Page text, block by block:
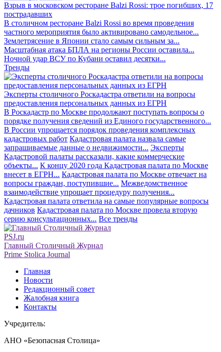
Взрыв в московском ресторане Balzi Rossi: трое погибших, 17
пострадавших
В столичном ресторане Balzi Rossi во время проведения
частного мероприятия было активировано самодельное...
Землетрясение в Японии стало самым сильным за...
Масштабная атака БПЛА на регионы России оставила...
Ночной удар ВСУ по Кубани оставил десятки...
Тренды
Эксперты столичного Роскадастра ответили на вопросы
предоставления персональных данных из ЕГРН
В Роскадастр по Москве продолжают поступать вопросы о
порядке получения сведений из Единого государственного...
В России упрощается порядок проведения комплексных
кадастровых работ Кадастровая палата назвала самые
запрашиваемые данные о недвижимости... Эксперты
Кадастровой палаты рассказали, какие коммерческие
объекты... К концу 2020 года Кадастровая палата по Москве
внесет в ЕГРН... Кадастровая палата по Москве отвечает на
вопросы граждан, поступившие... Межведомственное
взаимодействие упрощает процедуру получения...
Кадастровая палата ответила на самые популярные вопросы
дачников Кадастровая палата по Москве провела вторую
серию консультационных... Все тренды
PSJ.ru
Главный Столичный Журнал
Prime Stolica Journal
Главная
Новости
Редакционный совет
Жалобная книга
Контакты
Учредитель:
АНО «Безопасная Столица»